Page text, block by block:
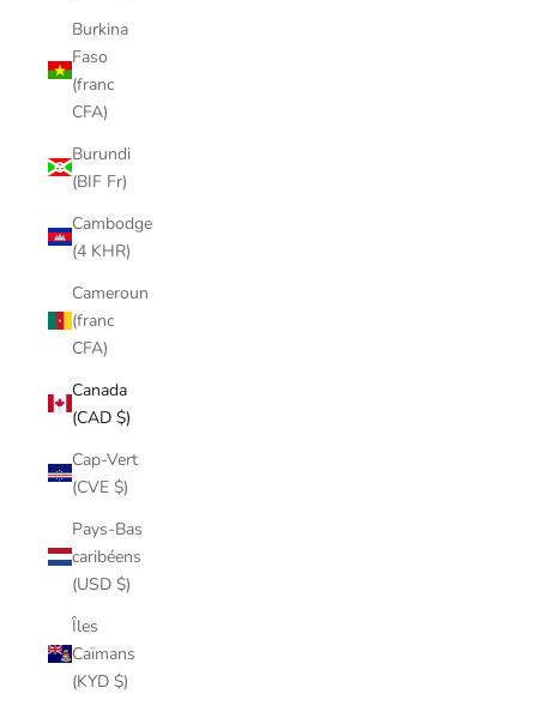
Burkina
Faso
(franc
CFA)
Burundi
(BIF Fr)
Cambodge
(4 KHR)
Cameroun
(franc
CFA)
Canada
(CAD $)
Cap-Vert
(CVE $)
Pays-Bas
caribéens
(USD $)
Îles
Caïmans
(KYD $)